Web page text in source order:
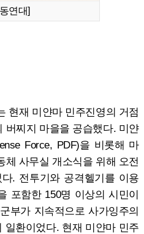
연대]
현재 미얀마 민주진영의 거점
버찌지 마을을 공습했다. 미얀
Force, PDF)을 비롯해 마
체 사무실 개소식을 위해 오전
. 전투기와 공격헬기를 이용
포함한 150명 이상의 시민이
부가 지속적으로 사가잉주의
일환이었다. 현재 미얀마 민주